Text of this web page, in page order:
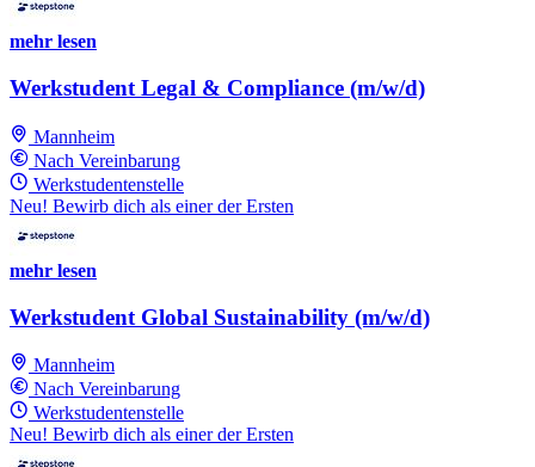
mehr lesen
Werkstudent Legal & Compliance (m/w/d)
Mannheim
Nach Vereinbarung
Werkstudentenstelle
Neu! Bewirb dich als einer der Ersten
mehr lesen
Werkstudent Global Sustainability (m/w/d)
Mannheim
Nach Vereinbarung
Werkstudentenstelle
Neu! Bewirb dich als einer der Ersten